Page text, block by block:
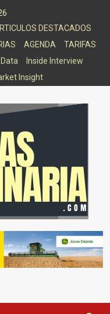
DESTACADOS
AGENDA
TARIFAS
Inside Interview
Insight